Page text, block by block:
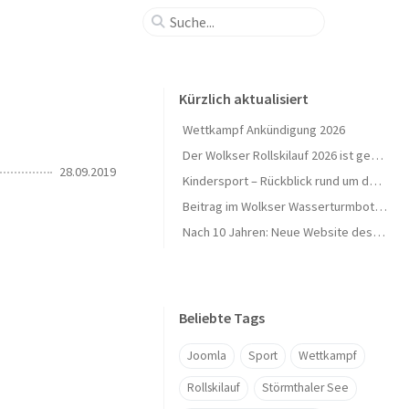
28.09.2019
Kürzlich aktualisiert
Wettkampf Ankündigung 2026
Der Wolkser Rollskilauf 2026 ist geschafft – Ein herzliches Dankeschön!
Kindersport – Rückblick rund um den Herbst 🍁
Beitrag im Wolkser Wasserturmbote (Ausgabe 2025/09)
Nach 10 Jahren: Neue Website des L58-Ski geht online 🎉
Beliebte Tags
Joomla Sport Wettkampf
Rollskilauf Störmthaler See